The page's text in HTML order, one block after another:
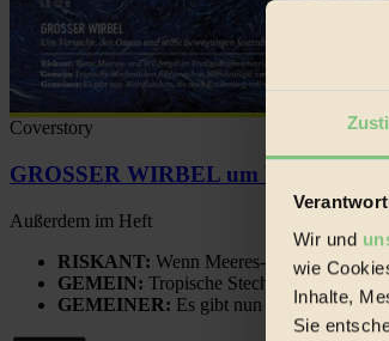
Wir und
wie
Inhalte,
Sie
Coverstory
GROSSER WIRBEL um Versuche,
Außerdem im Heft
RISKANT: Wenn Meeres- und Wildvögel
GEMEIN: Tropische Stechmücken fühlen
GEMEINER: Es gibt nun Weinflaschen,